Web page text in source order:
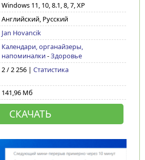
Windows 11, 10, 8.1, 8, 7, XP
Английский, Русский
Jan Hovancik
Календари, органайзеры,
напоминалки-Здоровье
2 / 2 256 | Статистика
141,96 Мб
СКАЧАТЬ